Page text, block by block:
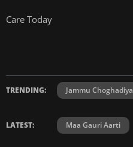
Care Today
TRENDING: Jammu Choghadiya
LATEST: Maa Gauri Aarti